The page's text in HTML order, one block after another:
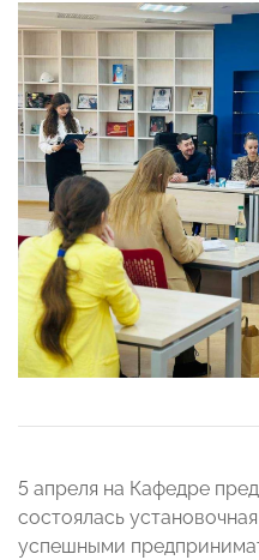
5 апреля на Кафедре
состоялась
успешными